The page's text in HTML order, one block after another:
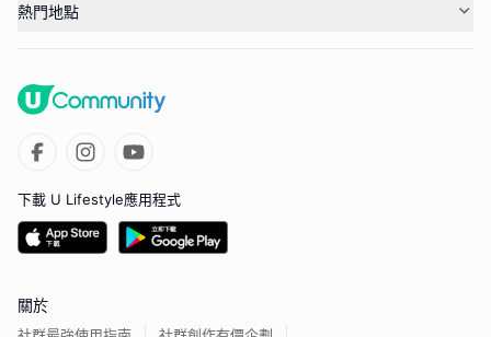
熱門地點
下載 U Lifestyle應用程式
關於